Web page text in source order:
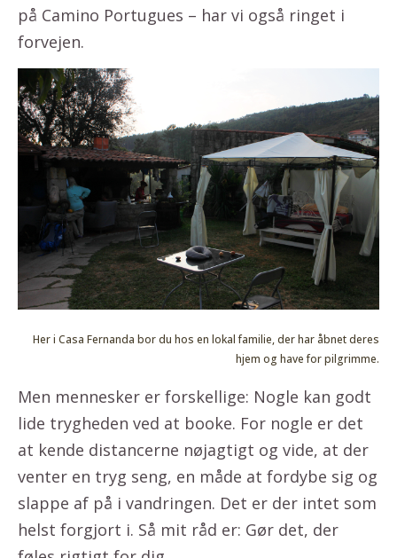
på Camino Portugues – har vi også ringet i
forvejen.
Her i Casa Fernanda bor du hos en lokal familie, der har åbnet deres
hjem og have for pilgrimme.
Men mennesker er forskellige: Nogle kan godt
lide trygheden ved at booke. For nogle er det
at kende distancerne nøjagtigt og vide, at der
venter en tryg seng, en måde at fordybe sig og
slappe af på i vandringen. Det er der intet som
helst forgjort i. Så mit råd er: Gør det, der